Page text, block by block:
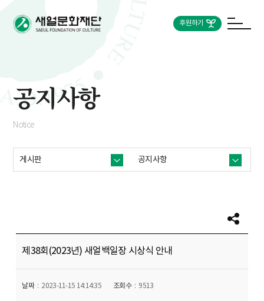
후원하기
공지사항
Notice
게시판 공지사항
제38회(2023년) 새얼백일장 시상식 안내
날짜 2023-11-15 14:14:35 조회수 9513